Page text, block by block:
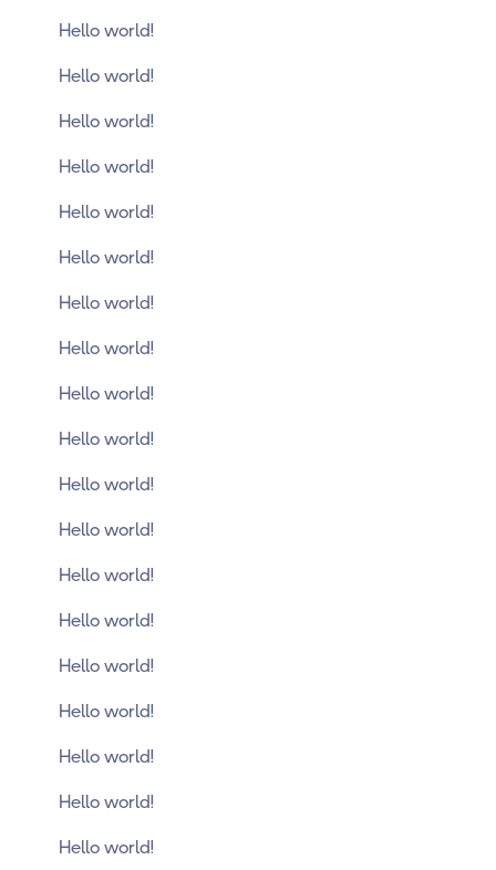
Hello world!
Hello world!
Hello world!
Hello world!
Hello world!
Hello world!
Hello world!
Hello world!
Hello world!
Hello world!
Hello world!
Hello world!
Hello world!
Hello world!
Hello world!
Hello world!
Hello world!
Hello world!
Hello world!